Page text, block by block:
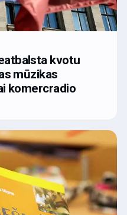
kvotu
mūzikas
komercradio